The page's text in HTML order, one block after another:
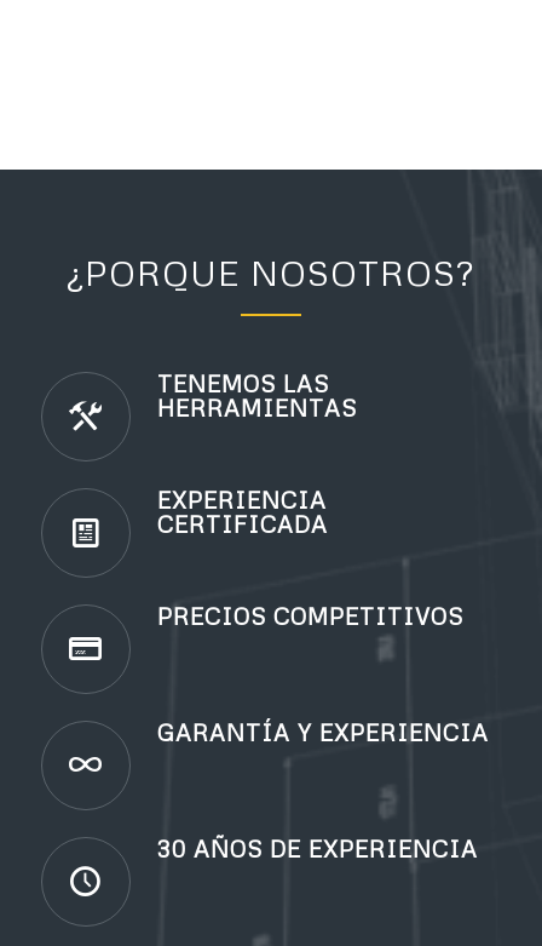
¿PORQUE NOSOTROS?
TENEMOS LAS
HERRAMIENTAS
EXPERIENCIA
CERTIFICADA
PRECIOS COMPETITIVOS
GARANTÍA Y EXPERIENCIA
30 AÑOS DE EXPERIENCIA